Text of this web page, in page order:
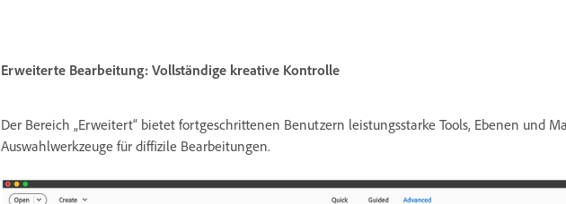
Erweiterte Bearbeitung: Vollständige kreative Kontrolle
Der Bereich „Erweitert“ bietet fortgeschrittenen Benutzern leistungsstarke Tools, Ebenen und
Auswahlwerkzeuge für diffizile Bearbeitungen.